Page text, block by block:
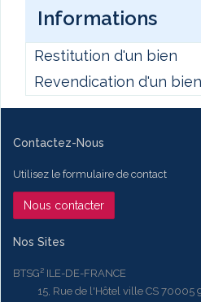
Informations
Restitution d'un bien
Revendication d'un bien
Contactez-Nous
Utilisez le formulaire de contact
Nous contacter
Nos Sites
BTSG² ILE-DE-FRANCE
15, Rue de l'Hôtel ville CS 70005